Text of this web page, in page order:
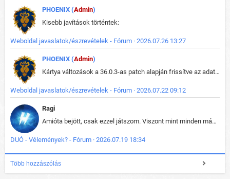
PHOENIX (Admin)
Kisebb javítások történtek:
Weboldal javaslatok/észrevételek - Fórum · 2026.07.26 13:27
PHOENIX (Admin)
Kártya változások a 36.0.3-as patch alapján frissítve az adatbázisban (képek is cserélve).
Weboldal javaslatok/észrevételek - Fórum · 2026.07.22 09:12
Ragi
Amióta bejött, csak ezzel játszom. Viszont mint minden más - akár az alapjáték is, ez is baromira összetett lett. Néha már pár kör után is esélytelen az egész. Vagy irreállisan túltápol valaki, vagy lelép a partner, vagy csak hülye mint a segg. És amikor eljönne az én időm, na akkor jön el mindenki másé is. Engem jobban érdekelne, hogy ki milyen ratingen szokott játszani. Na ez lenne egy érdekes adat.
DUÓ - Vélemények? - Fórum · 2026.07.19 18:34
Több hozzászólás